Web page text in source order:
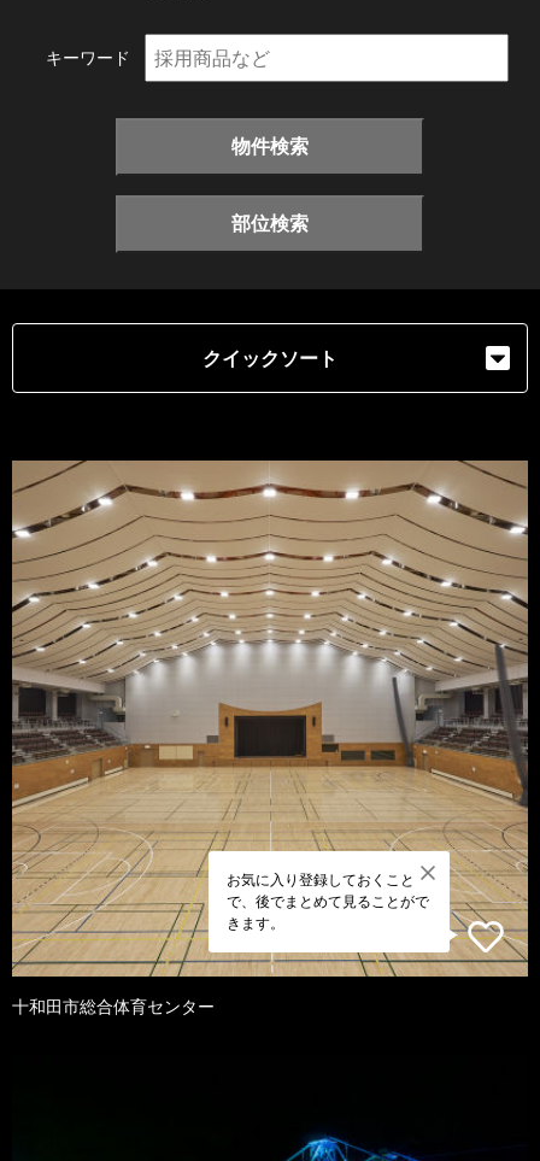
キーワード
物件検索
部位検索
クイックソート
お気に入り登録しておくこと
で、後でまとめて見ることがで
きます。
十和田市総合体育センター